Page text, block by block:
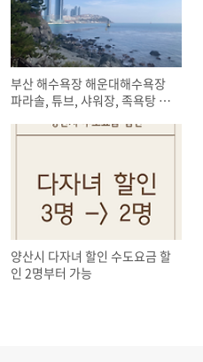
부산 해수욕장 해운대해수욕장
파라솔, 튜브, 샤워장, 족욕탕 정
양산시 다자녀 할인 수도요금 할
인 2명부터 가능